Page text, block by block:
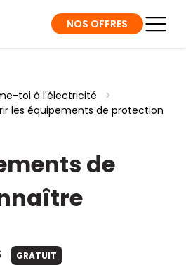
NOS OFFRES
toi à l'électricité
>
les équipements de protection
de
GRATUIT